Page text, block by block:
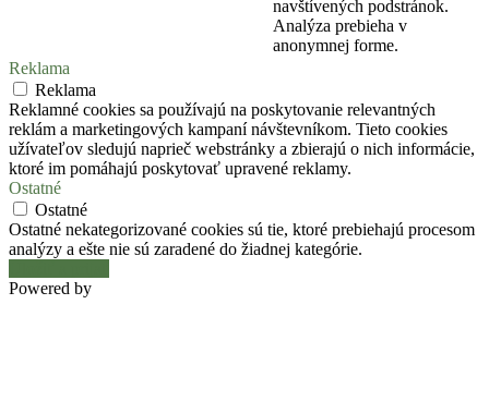
navštívených podstránok.
Analýza prebieha v
anonymnej forme.
Reklama
Reklama
Reklamné cookies sa používajú na poskytovanie relevantných
reklám a marketingových kampaní návštevníkom. Tieto cookies
užívateľov sledujú naprieč webstránky a zbierajú o nich informácie,
ktoré im pomáhajú poskytovať upravené reklamy.
Ostatné
Ostatné
Ostatné nekategorizované cookies sú tie, ktoré prebiehajú procesom
analýzy a ešte nie sú zaradené do žiadnej kategórie.
Powered by